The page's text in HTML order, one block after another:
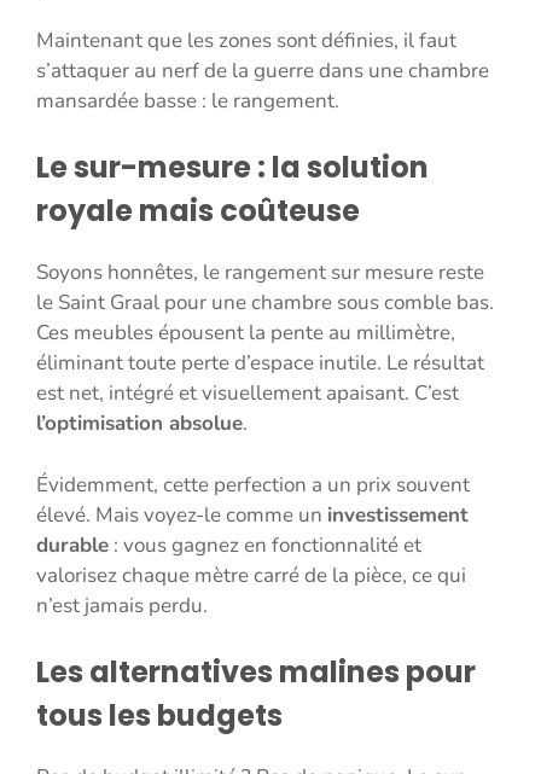
Maintenant que les zones sont définies, il faut
s’attaquer au nerf de la guerre dans une chambre
mansardée basse : le rangement.
Le sur-mesure : la solution
royale mais coûteuse
Soyons honnêtes, le rangement sur mesure reste
le Saint Graal pour une chambre sous comble bas.
Ces meubles épousent la pente au millimètre,
éliminant toute perte d’espace inutile. Le résultat
est net, intégré et visuellement apaisant. C’est
l’optimisation absolue.
Évidemment, cette perfection a un prix souvent
élevé. Mais voyez-le comme un investissement
durable : vous gagnez en fonctionnalité et
valorisez chaque mètre carré de la pièce, ce qui
n’est jamais perdu.
Les alternatives malines pour
tous les budgets